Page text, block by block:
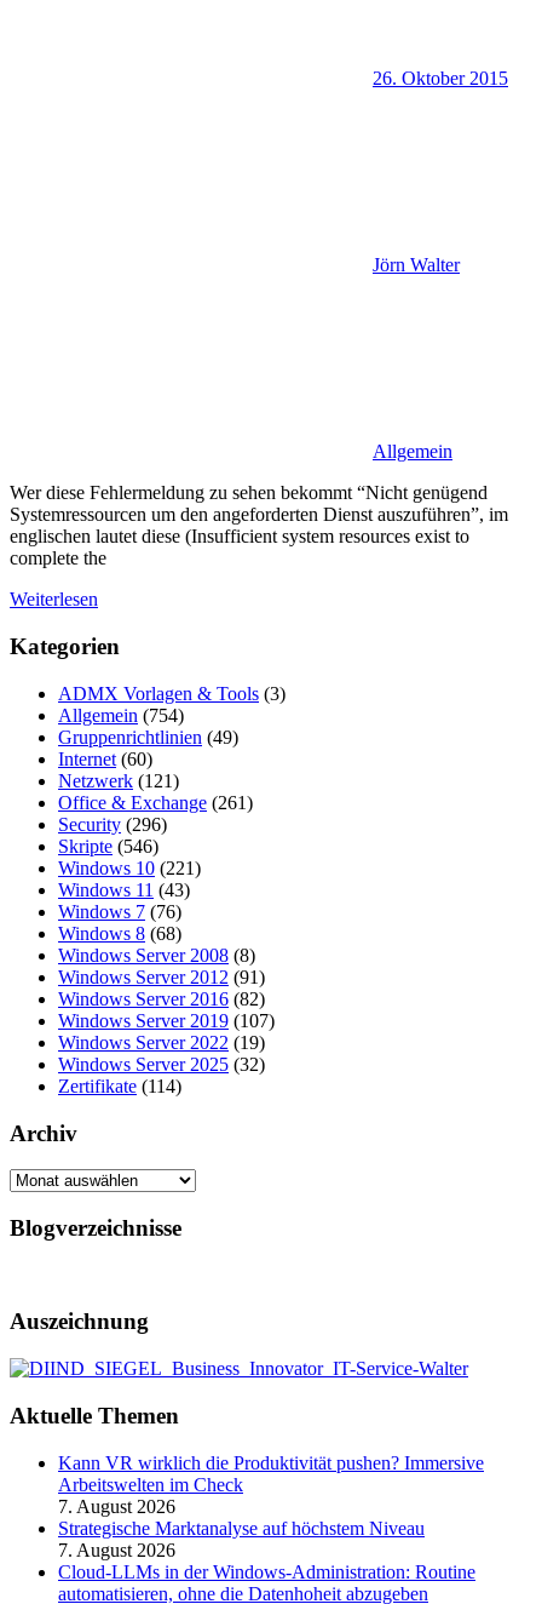
26. Oktober 2015
Jörn Walter
Allgemein
Wer diese Fehlermeldung zu sehen bekommt “Nicht genügend
Systemressourcen um den angeforderten Dienst auszuführen”, im
englischen lautet diese (Insufficient system resources exist to
complete the
Weiterlesen
Kategorien
ADMX Vorlagen & Tools (3)
Allgemein (754)
Gruppenrichtlinien (49)
Internet (60)
Netzwerk (121)
Office & Exchange (261)
Security (296)
Skripte (546)
Windows 10 (221)
Windows 11 (43)
Windows 7 (76)
Windows 8 (68)
Windows Server 2008 (8)
Windows Server 2012 (91)
Windows Server 2016 (82)
Windows Server 2019 (107)
Windows Server 2022 (19)
Windows Server 2025 (32)
Zertifikate (114)
Archiv
Archiv
Blogverzeichnisse
Auszeichnung
Aktuelle Themen
Kann VR wirklich die Produktivität pushen? Immersive
Arbeitswelten im Check
7. August 2026
Strategische Marktanalyse auf höchstem Niveau
7. August 2026
Cloud-LLMs in der Windows-Administration: Routine
automatisieren, ohne die Datenhoheit abzugeben